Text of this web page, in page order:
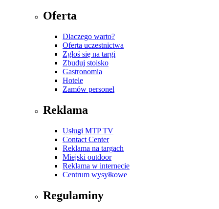
Oferta
Dlaczego warto?
Oferta uczestnictwa
Zgłoś się na targi
Zbuduj stoisko
Gastronomia
Hotele
Zamów personel
Reklama
Usługi MTP TV
Contact Center
Reklama na targach
Miejski outdoor
Reklama w internecie
Centrum wysyłkowe
Regulaminy